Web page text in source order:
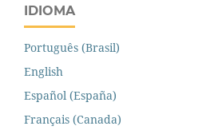
IDIOMA
Português (Brasil)
English
Español (España)
Français (Canada)